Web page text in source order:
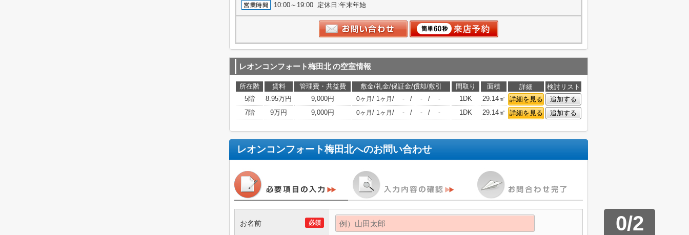
10:00～19:00 定休日:年末年始
レオンコンフォート梅田北の空室情報
所在階 賃料 管理費・共益費 敷金/礼金/保証金/償却/敷引 間取り 面積 詳細
検討リスト
5階
8.95万円 9,000円 0ヶ月 / 1ヶ月 / - / - / - 1DK 29.14㎡ 詳細を見る
追加する
7階
9万円 9,000円 0ヶ月 / 1ヶ月 / - / - / - 1DK 29.14㎡ 詳細を見る 追加する
レオンコンフォート梅田北へのお問い合わせ
0/2
必須
お名前